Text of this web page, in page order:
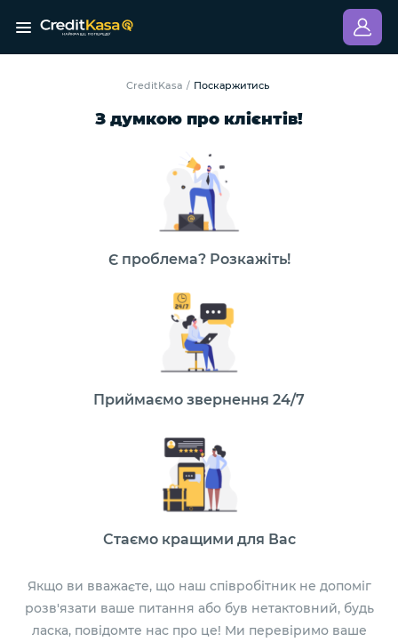
CreditKasa / Поскаржитись
З думкою про клієнтів!
Є проблема? Розкажіть!
Приймаємо звернення 24/7
Стаємо кращими для Вас
Якщо ви вважаєте, що наш співробітник не допоміг
розв'язати ваше питання або був нетактовний, будь
ласка, повідомте нас про це! Ми перевіримо ваше